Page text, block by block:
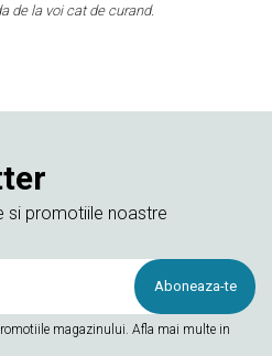
de la voi cat de curand.
si promotiile noastre
magazinului. Afla mai multe in